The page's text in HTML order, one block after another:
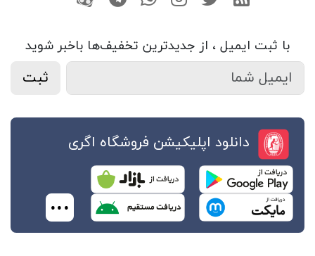
با ثبت ایمیل ، از جدید‌ترین تخفیف‌ها با‌خبر شوید
ثبت
دانلود اپلیکیشن فروشگاه اگری